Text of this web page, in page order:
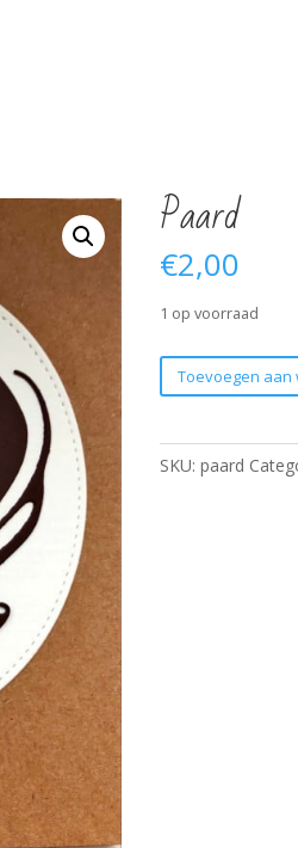
Paard
€2,00
1 op voorraad
Paard
aantal
Toevoegen aan
SKU:paard
Verjaardag 60 jaar
€
TOEVOEGEN AAN
WINKELWAGEN